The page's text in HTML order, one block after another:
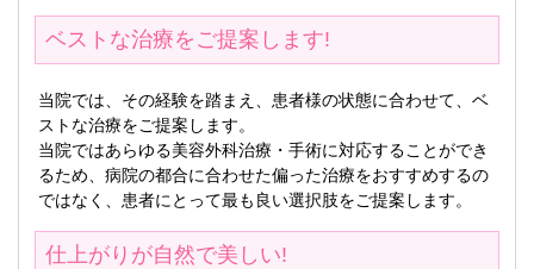
ベストな治療をご提案します!
当院では、その経験を踏まえ、患者様の状態に合わせて、ベ
ストな治療をご提案します。
当院ではあらゆる美容外科治療・手術に対応することができ
るため、病院の都合に合わせた偏った治療をおすすめするの
ではなく、患者にとって最も良い選択肢をご提案します。
仕上がりが自然で美しい!